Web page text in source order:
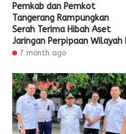
Pemkab dan Pemkot
Tangerang Rampungkan
Serah Terima Hibah Aset
Jaringan Perpipaan Wilayah III
7 month ago